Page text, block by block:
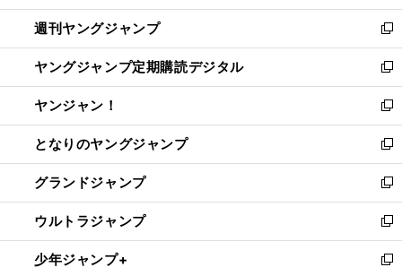
開
く
ウ
で
開
く
ン
ド
ウ
で
開
く
ウ
ィ
ン
ド
ウ
で
開
く
週刊ヤングジャンプ
新
し
い
ウ
ィ
ン
ド
ウ
で
開
く
ヤングジャンプ定期購読デジタル
新
し
い
ウ
ィ
ン
ド
ウ
で
開
く
ヤンジャン！
新
し
い
ウ
ィ
ン
ド
ウ
で
となりのヤングジャンプ
新
し
い
ウ
ィ
ン
ド
グランドジャンプ
新
し
い
ウ
ィ
ウルトラジャンプ
新
し
い
少年ジャンプ+
新